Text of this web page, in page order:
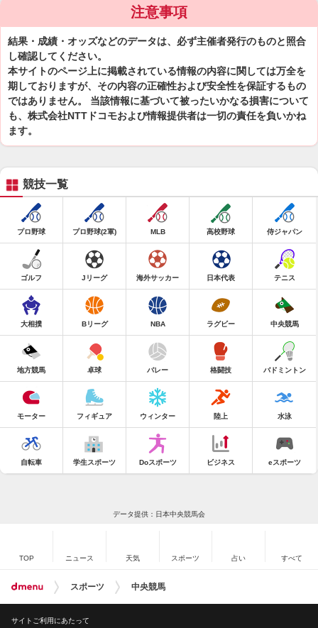
注意事項
結果・成績・オッズなどのデータは、必ず主催者発行のものと照合
し確認してください。
本サイトのページ上に掲載されている情報の内容に関しては万全を
期しておりますが、その内容の正確性および安全性を保証するもの
ではありません。 当該情報に基づいて被ったいかなる損害について
も、株式会社NTTドコモおよび情報提供者は一切の責任を負いかね
ます。
競技一覧
プロ野球 プロ野球(2軍) MLB 高校野球 侍ジャパン
ゴルフ Jリーグ 海外サッカー 日本代表 テニス
大相撲 Bリーグ NBA ラグビー 中央競馬
地方競馬 卓球 バレー 格闘技 バドミントン
モーター フィギュア ウィンター 陸上 水泳
自転車 学生スポーツ Doスポーツ ビジネス eスポーツ
データ提供：日本中央競馬会
TOP ニュース 天気 スポーツ 占い すべて
スポーツ 中央競馬
サイトご利用にあたって